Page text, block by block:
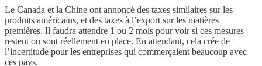
Le Canada et la Chine ont annoncé des taxes similaires sur les
produits américains, et des taxes à l’export sur les matières
premières. Il faudra attendre 1 ou 2 mois pour voir si ces mesures
restent ou sont réellement en place. En attendant, cela crée de
l’incertitude pour les entreprises qui commerçaient beaucoup avec
ces pays.